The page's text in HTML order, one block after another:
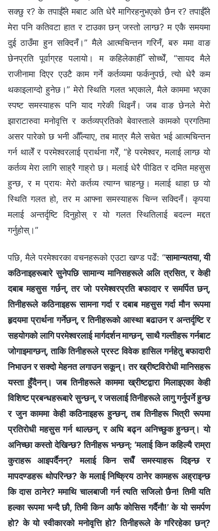
सक्छु र? के तपाईँले मबाट अति धेरै मागिरहनुभएको छैन र? तपाईँले
मेरा पनि कतिवटा हात र टाउका छन् जस्तो लाग्छ? म एकै समयमा
दुई ठाउँमा हुन सक्दिनँ।” मैले आत्मचिन्तन गरिनँ, बरु ममा वाङ
छेनप्रति पूर्वाग्रह पलायो। म कहिलेकाहीँ सोच्थेँ, “सायद मैले
राजीनामा दिएर एउटै काम गर्ने कर्तव्यमा फर्कनुपर्छ, त्यो धेरै कम
थकाइलाग्दो हुनेछ।” मेरो स्थिति गलत भएकाले, मैले काममा भएका
स्पष्ट समस्याहरू पनि याद गरेकी थिइनँ। जब वाङ छेनले मेरो
झाराटारुवा मनोवृत्ति र कर्तव्यप्रतिको बेवास्ताले कामको प्रगतिमा
असर पारेको छ भनी औँल्याए, तब मात्र मैले सचेत भई आत्मचिन्तन
गर्न थालेँ र परमेश्‍वरलाई प्रार्थना गरेँ, “हे परमेश्‍वर, मलाई लाग्छ यो
कर्तव्य मेरा लागि साह्रै गाह्रो छ। मलाई धेरै पीडित र दमित महसुस
हुन्छ, र म प्रायः मेरो कर्तव्य त्याग्न चाहन्छु। मलाई थाहा छ यो
स्थिति गलत हो, तर म आफ्ना समस्याहरू चिन्न सक्दिनँ। कृपया
मलाई अन्तर्दृष्टि दिनुहोस् र यो गलत स्थितिलाई बदल्न मद्दत
गर्नुहोस्।”
पछि, मैले परमेश्‍वरका वचनहरूको एउटा खण्ड पढेँ: “सामान्यतया, यी
कठिनाइहरूबारे सुनेपछि सामान्य मानिसहरूले अलि त्रसित, र केही
दबाब महसुस गर्छन्, तर जो परमेश्‍वरप्रति बफादार र समर्पित छन्,
तिनीहरूले कठिनाइहरू सामना गर्दा र दबाब महसुस गर्दा मौन रूपमा
हृदयमा प्रार्थना गर्नेछन्, र तिनीहरूको आस्था बढाउन र अन्तर्दृष्टि र
सहयोगको लागि परमेश्‍वरलाई मार्गदर्शन माग्छन्, साथै गल्तीहरू गर्नबाट
जोगाइमाग्छन्, ताकि तिनीहरूले प्रस्ट विवेक हासिल गर्नहेतु बफादारी
निभाउन र सक्दो मेहनत लगाउन सकून्। तर ख्रीष्टविरोधी मानिसहरू
यस्ता हुँदैनन्। जब तिनीहरूले काममा ख्रीष्टद्वारा मिलाइएका केही
विशिष्ट प्रबन्धहरूबारे सुन्छन्, र जसलाई तिनीहरूले लागु गर्नुपर्ने हुन्छ
र जुन काममा केही कठिनाइहरू हुन्छन्, तब तिनीहरू भित्री रूपमा
प्रतिरोधी महसुस गर्न थाल्छन्, र अघि बढ्न अनिच्छुक हुन्छन्। यो
अनिच्छा कस्तो देखिन्छ? तिनीहरू भन्छन्: ‘मलाई किन कहिल्यै राम्रा
कुराहरू आइपर्दैनन्? मलाई किन सधैँ समस्याहरू दिइन्छ र
मापदण्डहरू थोपरिन्छ? के मलाई निष्क्रिय ठानेर कामहरू अह्राइन्छ
कि दास ठानेर? ममाथि चालबाजी गर्न त्यति सजिलो छैन! तिमी यति
हल्का रूपमा भन्दै छौ, तिमी किन आफै कोसिस गर्दैनौ!’ के यो समर्पण
हो? के यो स्वीकारको मनोवृत्ति हो? तिनीहरूले के गरिरहेका छन्?